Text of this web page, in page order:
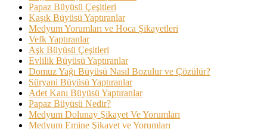
Papaz Büyüsü Çeşitleri
Kaşık Büyüsü Yaptıranlar
Medyum Yorumları ve Hoca Şikayetleri
Vefk Yaptıranlar
Aşk Büyüsü Çeşitleri
Evlilik Büyüsü Yaptıranlar
Domuz Yağı Büyüsü Nasıl Bozulur ve Çözülür?
Süryani Büyüsü Yaptıranlar
Adet Kanı Büyüsü Yaptıranlar
Papaz Büyüsü Nedir?
Medyum Dolunay Şikayet Ve Yorumları
Medyum Emine Şikayet ve Yorumları